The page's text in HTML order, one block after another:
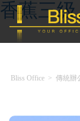
香蕉三
Bliss Office > 傳統辦